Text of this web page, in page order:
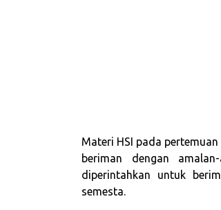
Materi HSI pada
beriman dengan
diperintahkan untuk
semesta.